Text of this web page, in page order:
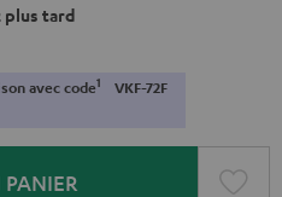
plus tard
avec code1 VKF-72F